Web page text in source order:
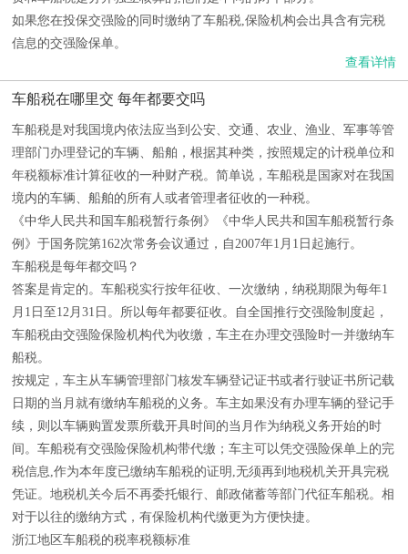
如果您在投保交强险的同时缴纳了车船税,保险机构会出具含有完税
信息的交强险保单。
查看详情
车船税在哪里交 每年都要交吗
车船税是对我国境内依法应当到公安、交通、农业、渔业、军事等管
理部门办理登记的车辆、船舶，根据其种类，按照规定的计税单位和
年税额标准计算征收的一种财产税。简单说，车船税是国家对在我国
境内的车辆、船舶的所有人或者管理者征收的一种税。
《中华人民共和国车船税暂行条例》《中华人民共和国车船税暂行条
例》于国务院第162次常务会议通过，自2007年1月1日起施行。
车船税是每年都交吗？
答案是肯定的。车船税实行按年征收、一次缴纳，纳税期限为每年1
月1日至12月31日。所以每年都要征收。自全国推行交强险制度起，
车船税由交强险保险机构代为收缴，车主在办理交强险时一并缴纳车
船税。
按规定，车主从车辆管理部门核发车辆登记证书或者行驶证书所记载
日期的当月就有缴纳车船税的义务。车主如果没有办理车辆的登记手
续，则以车辆购置发票所载开具时间的当月作为纳税义务开始的时
间。车船税有交强险保险机构带代缴；车主可以凭交强险保单上的完
税信息,作为本年度已缴纳车船税的证明,无须再到地税机关开具完税
凭证。地税机关今后不再委托银行、邮政储蓄等部门代征车船税。相
对于以往的缴纳方式，有保险机构代缴更为方便快捷。
浙江地区车船税的税率税额标准